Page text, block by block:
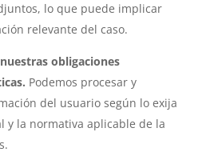
lo que puede implicar
relevante del caso.
obligaciones
Podemos procesar y
del usuario según lo exija
y la normativa aplicable de la